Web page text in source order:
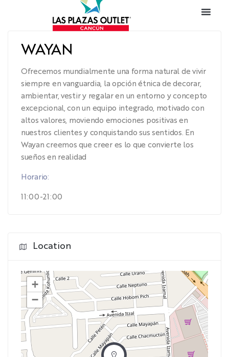
WAYAN
Ofrecemos mundialmente una forma natural de vivir
siempre en vanguardia, la opción étnica de decorar,
ambientar, vestir y regalar en un entorno y concepto
excepcional, con un equipo integrado, motivado con
altos valores, moviendo emociones positivas en
nuestros clientes y conquistando sus sentidos. En
Wayan creemos que creer es lo que convierte los
sueños en realidad
Horario:
11:00-21:00
Location
+
−